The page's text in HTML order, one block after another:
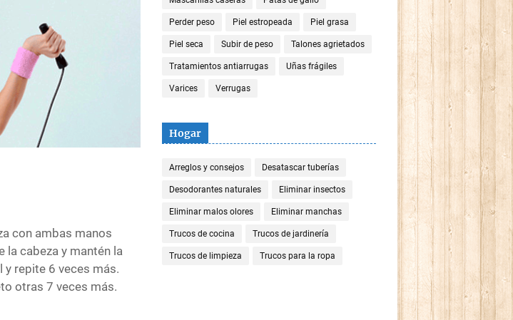
con ambas manos
la cabeza y mantén la
repite 6 veces más.
otras 7 veces más.
Perder peso Piel estropeada Piel grasa
Piel seca Subir de peso Talones agrietados
Tratamientos antiarrugas Uñas frágiles
Varices Verrugas
Hogar
Arreglos y consejos Desatascar tuberías
Desodorantes naturales Eliminar insectos
Eliminar malos olores Eliminar manchas
Trucos de cocina Trucos de jardinería
Trucos de limpieza Trucos para la ropa